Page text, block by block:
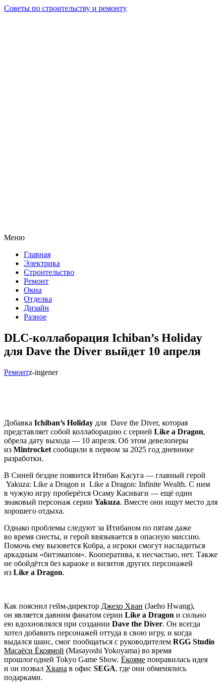
Советы по строительству и ремонту
Меню
Главная
Электрика
Строительство
Ремонт
Окна
Отделка
Дизайн
Разное
DLC-коллаборация Ichiban’s Holiday
для Dave the Diver выйдет 10 апреля
Ремонтz-ingener
Добавка Ichiban’s Holiday для Dave the Diver, которая
представляет собой коллаборацию с серией Like a Dragon,
обрела дату выхода — 10 апреля. Об этом девелоперы
из Mintrocket сообщили в первом за 2025 год дневнике
разработки.
В Синей бездне появится Итибан Касуга — главный герой
Yakuza: Like a Dragon и Like a Dragon: Infinite Wealth. С ним
в чужую игру проберётся Осаму Каcиваги — ещё один
знаковый персонаж серии Yakuza. Вместе они ищут место для
хорошего отдыха.
Однако проблемы следуют за Итибаном по пятам даже
во время сиесты, и герой ввязывается в опасную миссию.
Помочь ему вызовется Кобра, а игроки смогут насладиться
аркадным «битэмапом». Кооператива, к несчастью, нет. Также
не обойдётся без караоке и визитов других персонажей
из Like a Dragon.
Как пояснил гейм-директор Джехо Хван (Jaeho Hwang),
он является давним фанатом серии Like a Dragon и сильно
ею вдохновлялся при создании Dave the Diver. Он всегда
хотел добавить персонажей оттуда в свою игру, и когда
выдался шанс, смог пообщаться с руководителем RGG Studio
Масаёси Ёкоямой (Masayoshi Yokoyama) во время
прошлогодней Tokyo Game Show. Ёкояме понравилась идея
и он позвал Хвана в офис SEGA, где они обменялись
подарками.